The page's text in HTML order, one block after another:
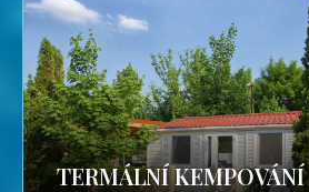
TERMÁLNÍ KEMPOVÁNÍ